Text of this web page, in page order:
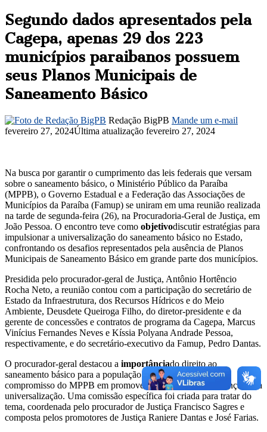
Segundo dados apresentados pela
Cagepa, apenas 29 dos 223
municípios paraibanos possuem
seus Planos Municipais de
Saneamento Básico
Redação BigPB Mande um e-mail
fevereiro 27, 2024Última atualização fevereiro 27, 2024
Na busca por garantir o cumprimento das leis federais que versam
sobre o saneamento básico, o Ministério Público da Paraíba
(MPPB), o Governo Estadual e a Federação das Associações de
Municípios da Paraíba (Famup) se uniram em uma reunião realizada
na tarde de segunda-feira (26), na Procuradoria-Geral de Justiça, em
João Pessoa. O encontro teve como objetivodiscutir estratégias para
impulsionar a universalização do saneamento básico no Estado,
confrontando os desafios representados pela ausência de Planos
Municipais de Saneamento Básico em grande parte dos municípios.
Presidida pelo procurador-geral de Justiça, Antônio Hortêncio
Rocha Neto, a reunião contou com a participação do secretário de
Estado da Infraestrutura, dos Recursos Hídricos e do Meio
Ambiente, Deusdete Queiroga Filho, do diretor-presidente e da
gerente de concessões e contratos de programa da Cagepa, Marcus
Vinícius Fernandes Neves e Kíssia Polyana Andrade Pessoa,
respectivamente, e do secretário-executivo da Famup, Pedro Dantas.
O procurador-geral destacou a importânciado direito ao
saneamento básico para a população paraibana e enfatizou o
compromisso do MPPB em promover ações que visem alcançar essa
universalização. Uma comissão específica foi criada para tratar do
tema, coordenada pelo procurador de Justiça Francisco Sagres e
composta pelos promotores de Justiça Raniere Dantas e José Farias.